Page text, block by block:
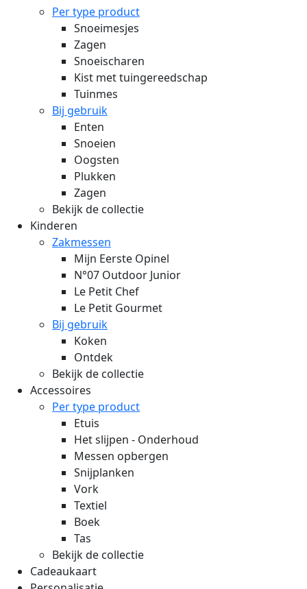
Per type product
Snoeimesjes
Zagen
Snoeischaren
Kist met tuingereedschap
Tuinmes
Bij gebruik
Enten
Snoeien
Oogsten
Plukken
Zagen
Bekijk de collectie
Kinderen
Zakmessen
Mijn Eerste Opinel
N°07 Outdoor Junior
Le Petit Chef
Le Petit Gourmet
Bij gebruik
Koken
Ontdek
Bekijk de collectie
Accessoires
Per type product
Etuis
Het slijpen - Onderhoud
Messen opbergen
Snijplanken
Vork
Textiel
Boek
Tas
Bekijk de collectie
Cadeaukaart